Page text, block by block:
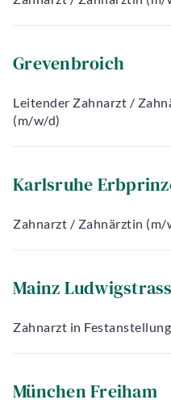
Grevenbroich
Leitender Zahnarzt /
(m/w/d)
Karlsruhe
Zahnarzt / Zahnärztin (m/
Mainz
Zahnarzt in
München Freiham